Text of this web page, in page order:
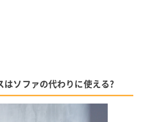
はソファの代わりに使える?